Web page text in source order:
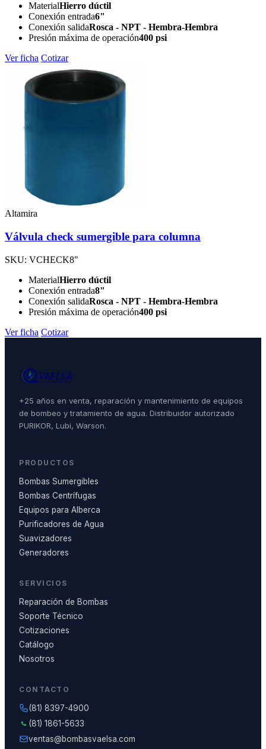
MaterialHierro dúctil
Conexión entrada6"
Conexión salidaRosca - NPT - Hembra-Hembra
Presión máxima de operación400 psi
Ver ficha Cotizar
Altamira
Válvula check sumergible para columna
SKU: VCHECK8"
MaterialHierro dúctil
Conexión entrada8"
Conexión salidaRosca - NPT - Hembra-Hembra
Presión máxima de operación400 psi
Ver ficha Cotizar
+25 años en venta, reparación y mantenimiento de equipos
de bombeo y tratamiento de agua. Distribuidor autorizado
PURIKOR, Lubi, Warson.
PRODUCTOS
Bombas Sumergibles
Bombas Centrífugas
Equipos para Alberca
Purificadores de Agua
Suavizadores
Generadores
SERVICIOS
Reparación de Bombas
Soporte Técnico
Cotizaciones
Catálogo
Nosotros
CONTACTO
(81) 8397-4900
(81) 1861-5633
ventas@bombasvaelsa.com